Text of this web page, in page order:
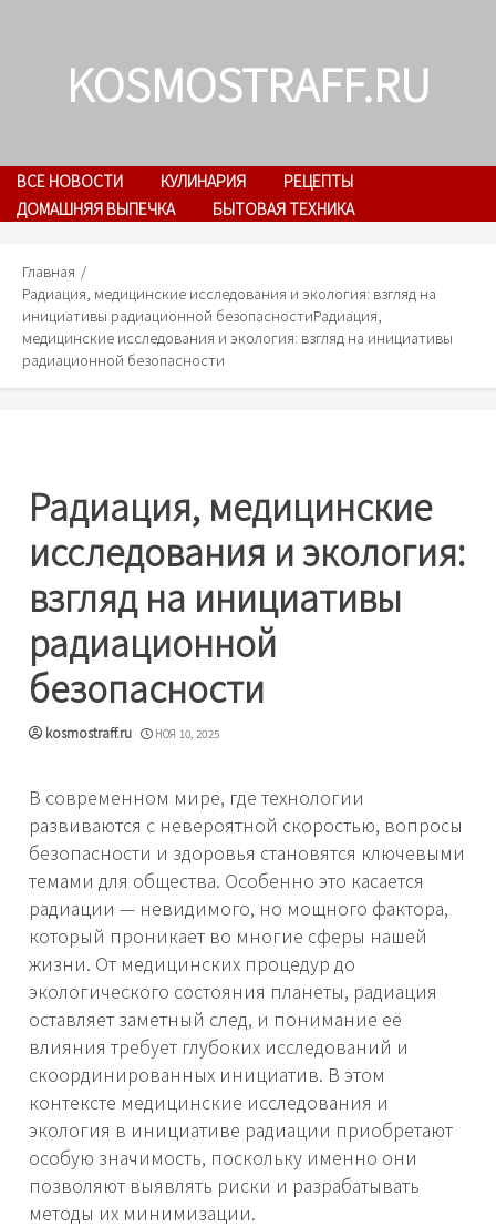
KOSMOSTRAFF.RU
ВСЕ НОВОСТИ КУЛИНАРИЯ
РЕЦЕПТЫ
ДОМАШНЯЯ ВЫПЕЧКА
БЫТОВАЯ ТЕХНИКА
Главная
Радиация, медицинские исследования и экология: взгляд на
инициативы радиационной безопасностиРадиация,
медицинские исследования и экология: взгляд на инициативы
радиационной безопасности
Радиация, медицинские
исследования и экология:
взгляд на инициативы
радиационной
безопасности
kosmostraff.ru НОЯ 10, 2025
В современном мире, где технологии
развиваются с невероятной скоростью, вопросы
безопасности и здоровья становятся ключевыми
темами для общества. Особенно это касается
радиации — невидимого, но мощного фактора,
который проникает во многие сферы нашей
жизни. От медицинских процедур до
экологического состояния планеты, радиация
оставляет заметный след, и понимание её
влияния требует глубоких исследований и
скоординированных инициатив. В этом
контексте медицинские исследования и
экология в инициативе радиации приобретают
особую значимость, поскольку именно они
позволяют выявлять риски и разрабатывать
методы их минимизации.